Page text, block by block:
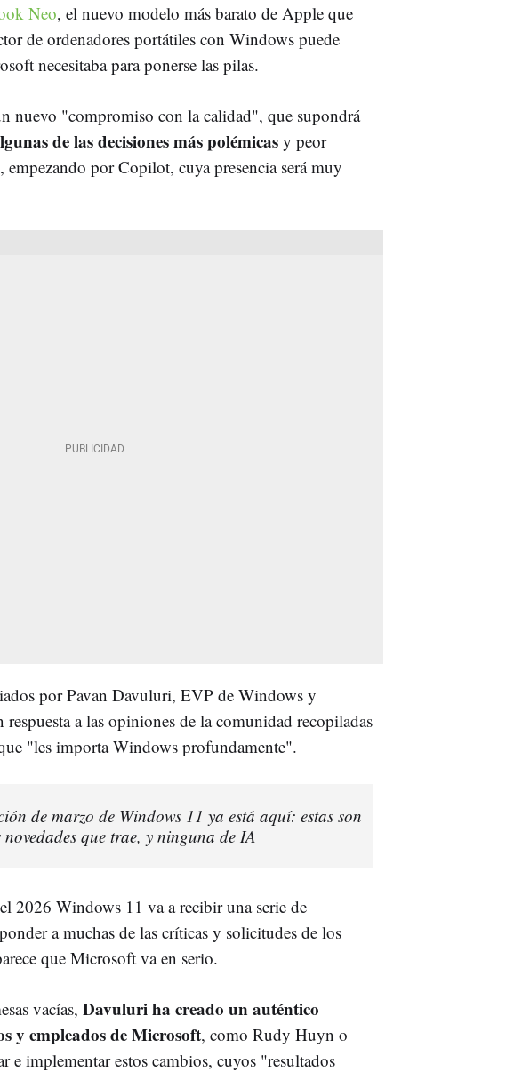
Neo, el nuevo modelo más barato de Apple que
de ordenadores portátiles con Windows puede
necesitaba para ponerse las pilas.
nuevo "compromiso con la calidad", que supondrá
de las decisiones más polémicas y peor
por Copilot, cuya presencia será muy
por Pavan Davuluri, EVP de Windows y
a las opiniones de la comunidad recopiladas
"les importa Windows profundamente".
de marzo de Windows 11 ya está aquí: estas son
novedades que trae, y ninguna de IA
2026 Windows 11 va a recibir una serie de
a muchas de las críticas y solicitudes de los
que Microsoft va en serio.
vacías, Davuluri ha creado un auténtico
y empleados de Microsoft, como Rudy Huyn o
e implementar estos cambios, cuyos "resultados